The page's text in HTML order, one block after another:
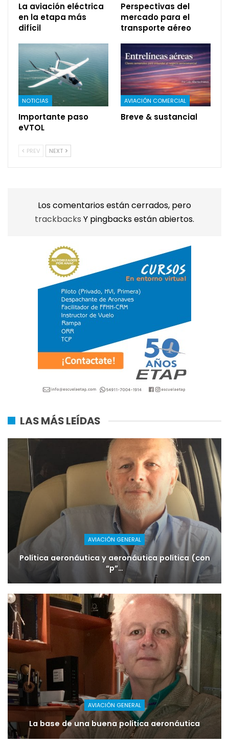
La aviación eléctrica
en la etapa más
difícil
Perspectivas del
mercado para el
transporte aéreo
NOTICIAS
Importante paso
eVTOL
AVIACIÓN COMERCIAL
Breve & sustancial
PREV NEXT
Los comentarios están cerrados, pero
trackbacks Y pingbacks están abiertos.
LAS MÁS LEÍDAS
AVIACIÓN GENERAL
Política aeronáutica y aeronáutica política (con
“p”…
AVIACIÓN GENERAL
La base de una buena política aeronáutica